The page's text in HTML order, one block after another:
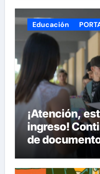
Educación
¡Atención,
ingreso!
de